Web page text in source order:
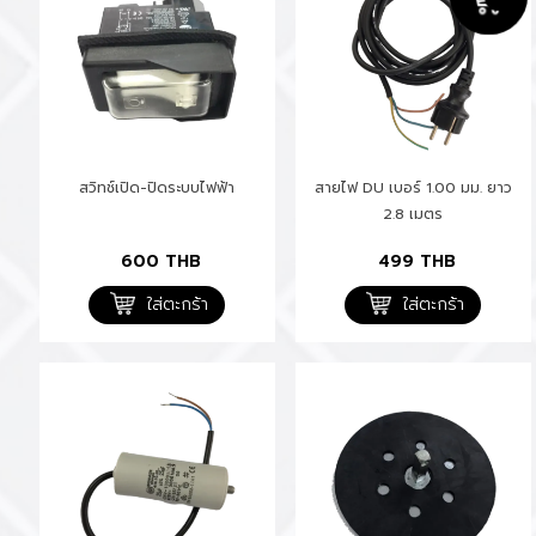
สวิทช์เปิด-ปิดระบบไฟฟ้า
600 THB
ใส่ตะกร้า
สายไฟ DU เบอร์ 1.00 มม. ยาว
2.8 เมตร
499 THB
ใส่ตะกร้า